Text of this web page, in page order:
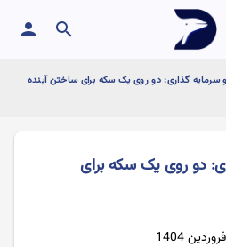
search
person
سرمایه گذاری: دو روی یک سکه برای ساختن آینده
دو روی یک سکه برای